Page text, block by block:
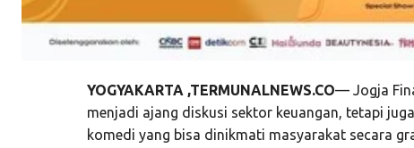
YOGYAKARTA ,TERMUNALNEWS.CO— Jogja
menjadi ajang diskusi sektor keuangan, tetapi
komedi yang bisa dinikmati masyarakat secara